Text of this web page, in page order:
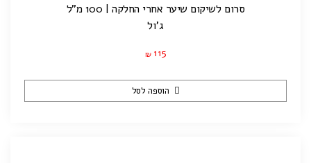
סרום לשיקום שיער אחרי החלקה | 100 מ”ל
ג'ול
₪ 115
הוספה לסל